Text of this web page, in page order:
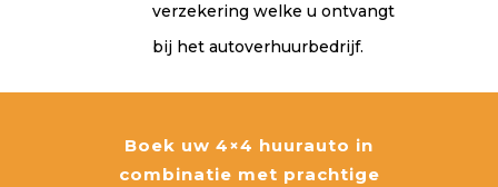
verzekering welke u ontvangt
bij het autoverhuurbedrijf.
Boek uw 4×4 huurauto in
combinatie met prachtige